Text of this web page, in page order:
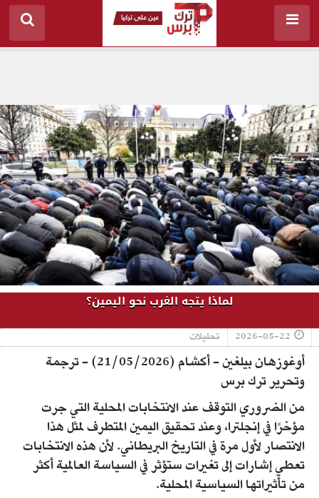
لماذا يتجه الغرب نحو اليمين؟
2026-05-22 تحليلات
أوغوزهان بيلغين - أكشام (21/05/2026) - ترجمة
وتحرير ترك برس
من الضروري التوقف عند الانتخابات المحلية التي جرت
مؤخرًا في إنجلترا، وعند تحقيق اليمين المتطرف لمثل هذا
الانتصار لأول مرة في التاريخ البريطاني. لأن هذه الانتخابات
تعطي إشارات إلى تغيرات ستؤثر في السياسة العالمية أكثر
من تأثيراتها السياسية المحلية.